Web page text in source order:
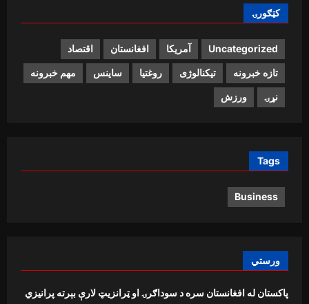
کټګورۍ
Uncategorized آمریکا افغانستان اقتصاد
تازه خبرونه تیکنالوژی روغتیا ساینس مهم خبرونه
نړۍ ورزش
Tags
Business
ورستي
پاکستان له افغانستان سره د سوداګرۍ او ټرانزیټ لارې بېرته پرانیزي